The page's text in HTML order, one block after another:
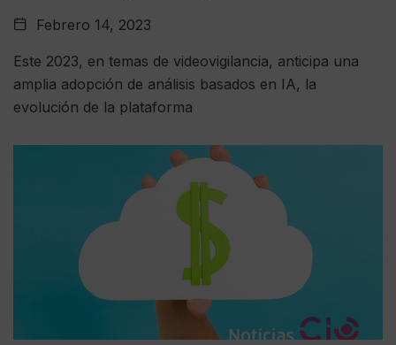
Febrero 14, 2023
Este 2023, en temas de videovigilancia, anticipa una
amplia adopción de análisis basados ​​en IA, la
evolución de la plataforma